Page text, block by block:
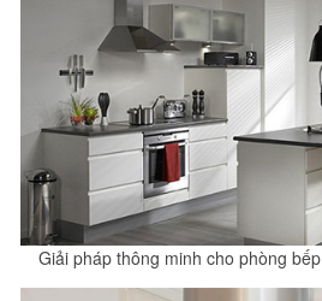
Giải pháp thông minh cho phòng bếp